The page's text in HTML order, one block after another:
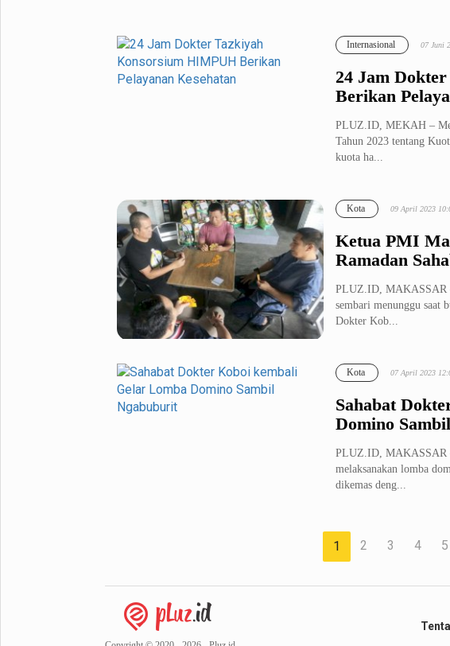
24 Jam
Berikan
Internasional 07 Juni
PLUZ.ID, MEKAH –
Tahun 2023 tentang
kuota ha...
Ketua PMI
Ramadan
Kota 09 April 2023
PLUZ.ID, MAKASSAR
sembari menunggu saat
Dokter Kob...
Sahabat
Domino
Kota 07 April 2023
PLUZ.ID, MAKASSAR
melaksanakan lomba
dikemas deng...
1 2 3 4 5